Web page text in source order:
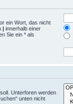
ein Wort, das nicht
| innerhalb einer
Sie ein * als
Unterforen werden
unten nicht